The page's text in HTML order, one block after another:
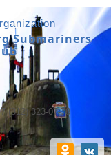
Submariners
(812) 323-07-78